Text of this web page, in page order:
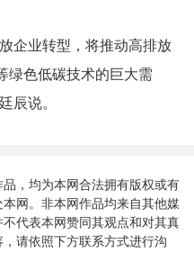
企业转型，将推动高排放
绿色低碳技术的巨大需
辰说。
，均为本网合法拥有版权或有
网。非本网作品均来自其他媒
代表本网赞同其观点和对其真
请依照下方联系方式进行沟